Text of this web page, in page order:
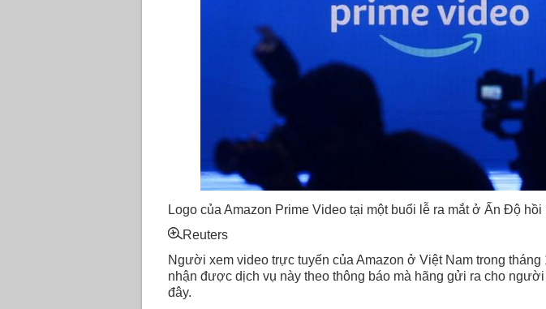
Logo của Amazon Prime Video tại một buổi lễ ra mắt ở Ấn Độ
Reuters
Người xem video trực tuyến của Amazon ở Việt Nam trong tháng
nhận được dịch vụ này theo thông báo mà hãng gửi ra cho
đây.